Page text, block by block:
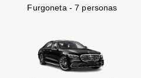
Furgoneta - 7 personas